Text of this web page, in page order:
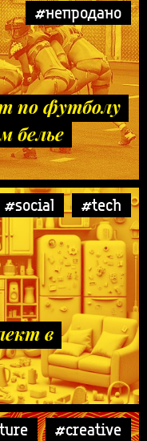
#непродано
по футболу
белье
#social #tech
в
#creative